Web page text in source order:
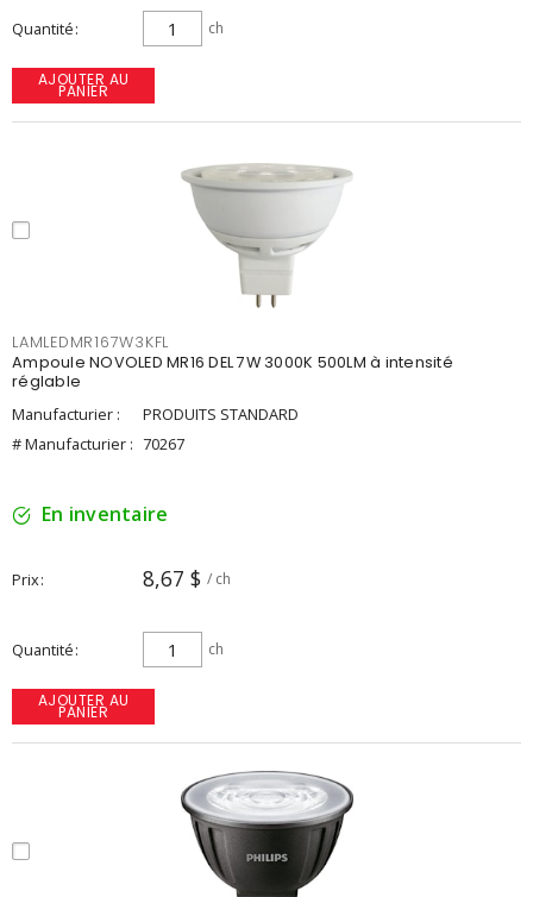
Quantité ch
AJOUTER AU
PANIER
LAMLEDMR167W3KFL
Ampoule NOVOLED MR16 DEL 7W 3000K 500LM à intensité
réglable
Manufacturier :
PRODUITS STANDARD
# Manufacturier : 70267
En inventaire
Prix 8,67 $ / ch
Quantité ch
AJOUTER AU
PANIER